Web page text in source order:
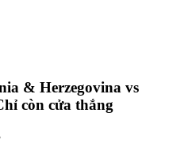
& Herzegovina vs
còn cửa thắng